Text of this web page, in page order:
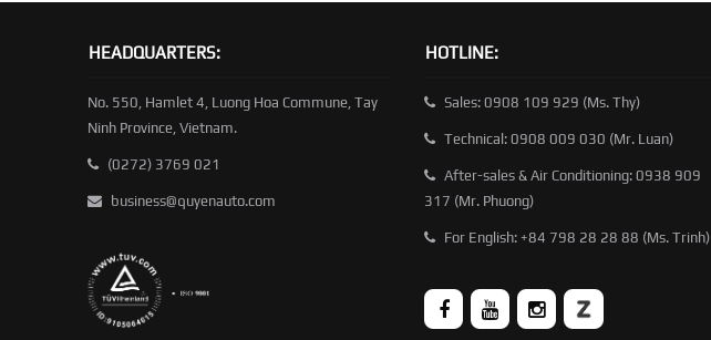
HEADQUARTERS:
No. 550, Hamlet 4, Luong Hoa Commune, Tay
Ninh Province, Vietnam.
(0272) 3769 021
business@quyenauto.com
HOTLINE:
Sales: 0908 109 929 (Ms. Thy)
Technical: 0908 009 030 (Mr. Luan)
After-sales & Air Conditioning: 0938 909
317 (Mr. Phuong)
For English: +84 798 28 28 88 (Ms. Trinh)